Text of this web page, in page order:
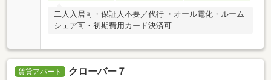
二人入居可・保証人不要／代行 ・オール電化・ルーム
シェア可・初期費用カード決済可
賃貸アパート クローバー７